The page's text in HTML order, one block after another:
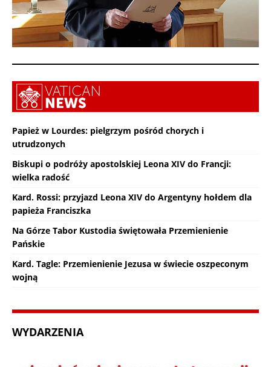
Papież w Lourdes: pielgrzym pośród chorych i
utrudzonych
Biskupi o podróży apostolskiej Leona XIV do Francji:
wielka radość
Kard. Rossi: przyjazd Leona XIV do Argentyny hołdem dla
papieża Franciszka
Na Górze Tabor Kustodia świętowała Przemienienie
Pańskie
Kard. Tagle: Przemienienie Jezusa w świecie oszpeconym
wojną
WYDARZENIA